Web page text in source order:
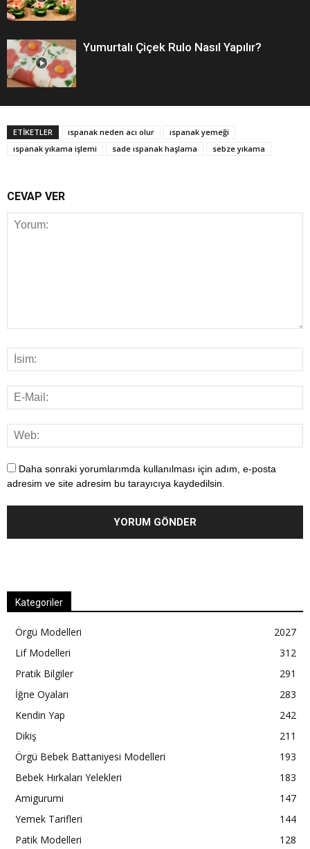
Yumurtalı Çiçek Rulo Nasıl Yapılır?
ETİKETLER ıspanak neden acı olur
ıspanak yemeği
ıspanak yıkama işlemi
sade ıspanak haşlama sebze yıkama
CEVAP VER
Daha sonraki yorumlarımda kullanılması için adım, e-posta
adresim ve site adresim bu tarayıcıya kaydedilsin.
Kategoriler
Örgü Modelleri
2027
Lif Modelleri
312
Pratik Bilgiler
291
İğne Oyaları
283
Kendin Yap
242
Dikiş
211
Örgü Bebek Battaniyesi Modelleri
193
Bebek Hırkaları Yelekleri
183
Amigurumi
147
Yemek Tarifleri
144
Patik Modelleri
128